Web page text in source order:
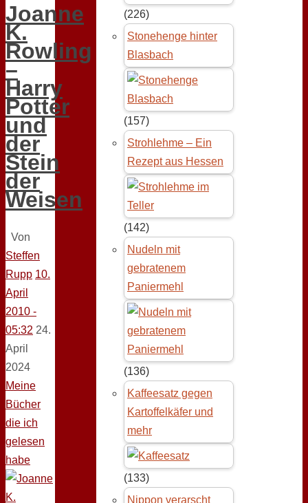
Joanne
K.
Rowling
–
Harry
Potter
und
der
Stein
der
Weisen
Von
Steffen
Rupp 10.
April
2010 -
05:32 24.
April
2024
Meine
Bücher
die ich
gelesen
habe
(226)
Stonehenge hinter
Blasbach
(157)
Strohlehme – Ein
Rezept aus Hessen
(142)
Nudeln mit
gebratenem
Paniermehl
(136)
Kaffeesatz gegen
Kartoffelkäfer und
mehr
(133)
Nippon verarscht